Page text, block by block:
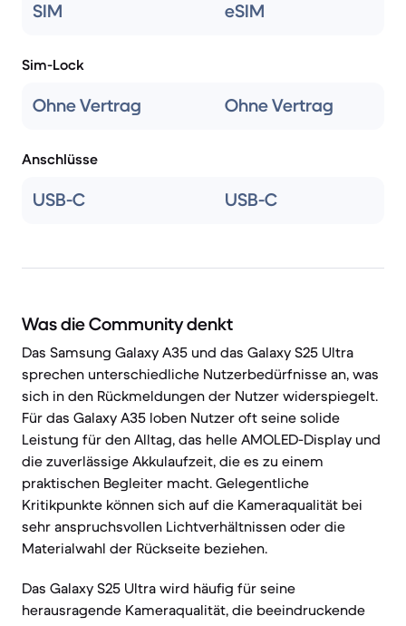
SIM eSIM
Sim-Lock
Ohne Vertrag Ohne Vertrag
Anschlüsse
USB-C USB-C
Was die Community denkt
Das Samsung Galaxy A35 und das Galaxy S25 Ultra
sprechen unterschiedliche Nutzerbedürfnisse an, was
sich in den Rückmeldungen der Nutzer widerspiegelt.
Für das Galaxy A35 loben Nutzer oft seine solide
Leistung für den Alltag, das helle AMOLED-Display und
die zuverlässige Akkulaufzeit, die es zu einem
praktischen Begleiter macht. Gelegentliche
Kritikpunkte können sich auf die Kameraqualität bei
sehr anspruchsvollen Lichtverhältnissen oder die
Materialwahl der Rückseite beziehen.
Das Galaxy S25 Ultra wird häufig für seine
herausragende Kameraqualität, die beeindruckende